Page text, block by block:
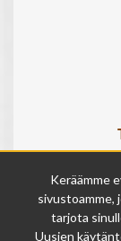
Keräämme
sivustoamme,
tarjota
Uusien